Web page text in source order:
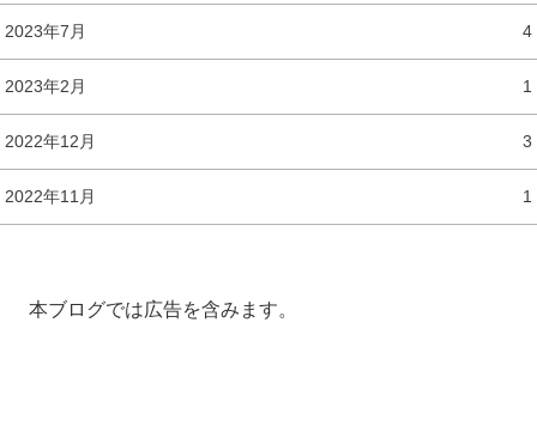
2023年7月 4
2023年2月 1
2022年12月 3
2022年11月 1
本ブログでは広告を含みます。